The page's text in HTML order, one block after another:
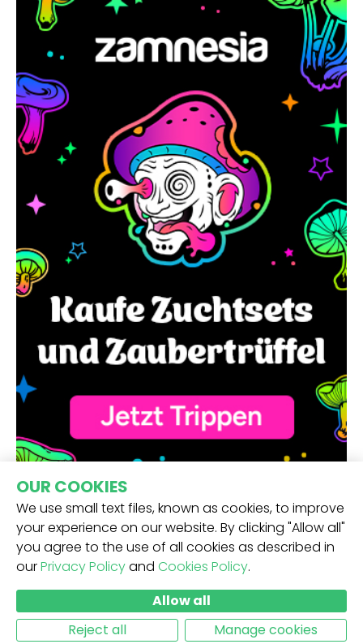
ERHALTE UNSEREN NEWSLETTER -
ABSCHICKEN
OUR COOKIES
We use small text files, known as cookies, to improve
your experience on our website. By clicking "Allow all"
you agree to the use of all cookies as described in
ourPrivacy Policyand Cookies Policy.
Allow all
Reject all
Manage cookies